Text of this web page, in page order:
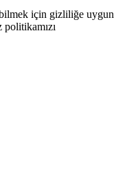
için gizliliğe uygun